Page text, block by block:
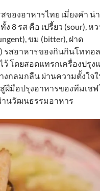
ของอาหารไทย เมี่ยงคำ น่
8 รส คือ เปรี้ยว (sour), ห
ขม (bitter), ฝาด
รสอาหารของกินกินโททอ
โดยสอดแทรกเครื่องปรุง
กลมกลืน ผ่านความตั้งใจ
ฝีมือปรุงอาหารของทีมเช
านวัฒนธรรมอาหาร